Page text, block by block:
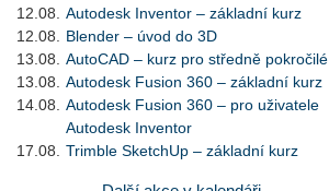
12.08.
Autodesk Inventor – základní kurz
12.08.
Blender – úvod do 3D
13.08.
AutoCAD – kurz pro středně pokročilé
13.08.
Autodesk Fusion 360 – základní kurz
14.08.
Autodesk Fusion 360 – pro uživatele
Autodesk Inventor
17.08.
Trimble SketchUp – základní kurz